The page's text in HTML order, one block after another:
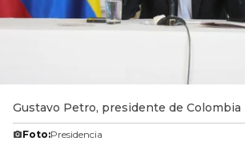
Gustavo Petro, presidente de Colombia
Foto:Presidencia